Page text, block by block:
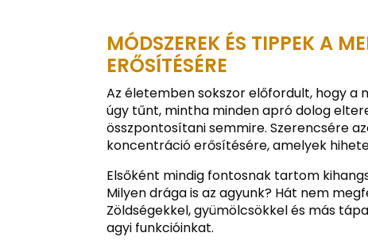
MÓDSZEREK ÉS TIPPEK A
ERŐSÍTÉSÉRE
Az életemben sokszor előfordult, hogy
úgy tűnt, mintha minden apró dolog
összpontosítani semmire. Szerencsére
koncentráció erősítésére, amelyek
Elsőként mindig fontosnak tartom
Milyen drága is az agyunk? Hát nem
Zöldségekkel, gyümölcsökkel és más
agyi funkcióinkat.